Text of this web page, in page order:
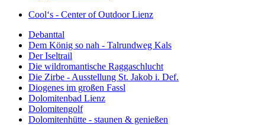
Cool‘s - Center of Outdoor Lienz
Debanttal
Dem König so nah - Talrundweg Kals
Der Iseltrail
Die wildromantische Raggaschlucht
Die Zirbe - Ausstellung St. Jakob i. Def.
Diogenes im großen Fassl
Dolomitenbad Lienz
Dolomitengolf
Dolomitenhütte - staunen & genießen